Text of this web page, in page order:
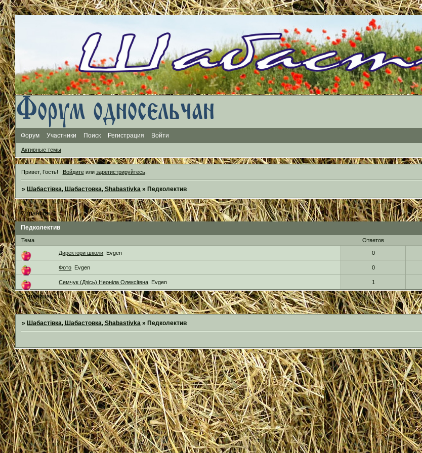
Форум Участники Поиск Регистрация Войти
Активные темы
Привет, Гость! Войдитеили зарегистрируйтесь.
»Шабастівка, Шабастовка, Shabastivka »Педколектив
Педколектив
Страница:1
Тема Ответов
Директори школи Evgen 0
Фото Evgen 0
Семчук (Дзісь) Неоніла Олексіївна Evgen 1
Страница:1
» Шабастівка, Шабастовка, Shabastivka » Педколектив